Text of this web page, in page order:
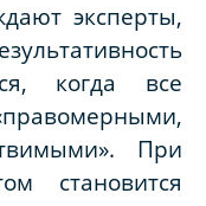
эксперты,
когда все
При
становится